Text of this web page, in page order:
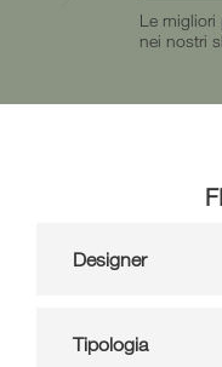
Le migliori
nei nostri
Designer
Tipologia